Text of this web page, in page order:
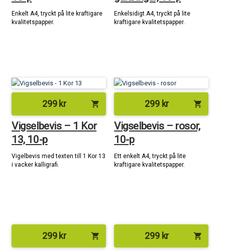
Enkelt A4, tryckt på lite kraftigare
kvalitetspapper.
Enkelsidigt A4, tryckt på lite
kraftigare kvalitetspapper.
299kr shopping_cart
Vigselbevis – 1 Kor
13, 10-p
Vigelbevis med texten till 1 Kor 13
i vacker kalligrafi.
299 kr shopping_cart
Vigselbevis – rosor,
10-p
Ett enkelt A4, tryckt på lite
kraftigare kvalitetspapper.
299kr shopping_cart 299 kr shopping_cart